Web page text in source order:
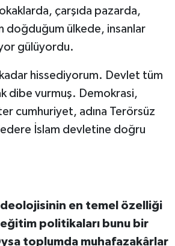
çarşıda pazarda,
doğduğum ülkede, insanlar
gülüyordu.
hissediyorum. Devlet tüm
dibe vurmuş. Demokrasi,
cumhuriyet, adına Terörsüz
İslam devletine doğru
en temel özelliği
politikaları bunu bir
toplumda muhafazakârlar